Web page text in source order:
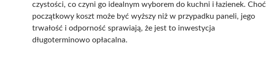
czystości, co czyni go idealnym wyborem do kuchni i łazienek. Choć
początkowy koszt może być wyższy niż w przypadku paneli, jego
trwałość i odporność sprawiają, że jest to inwestycja
długoterminowo opłacalna.